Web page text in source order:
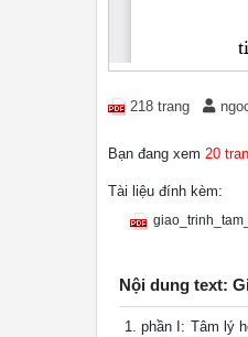
218 trang
Bạn đang xem 20
Tài liệu đính kèm:
Nội dung text:
phần I: Tâm lý